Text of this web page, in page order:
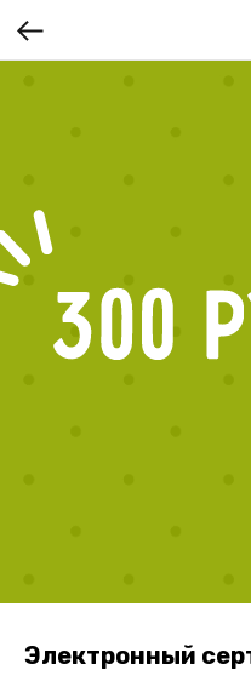
Электронный